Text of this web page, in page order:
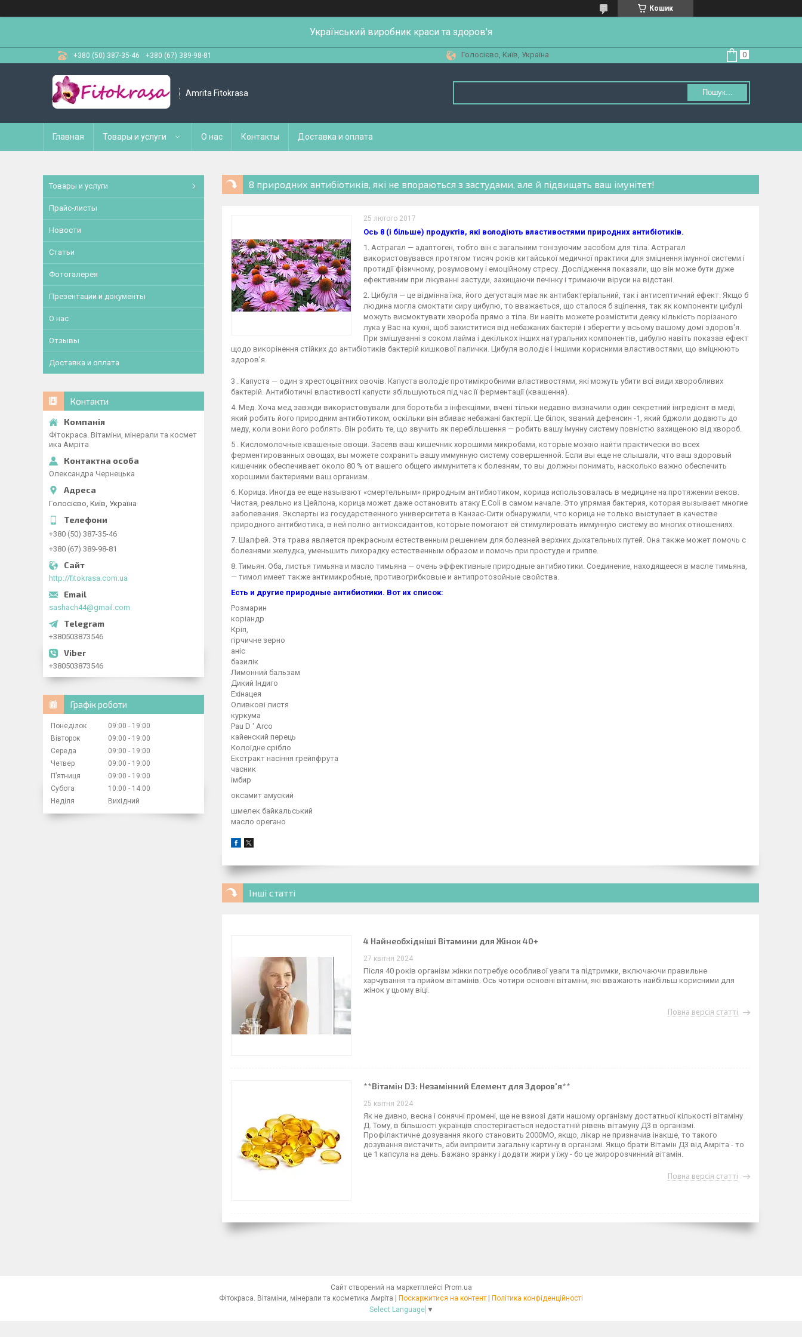
Кошик
Український виробник краси та здоров'я
+380 (50) 387-35-46 +380 (67) 389-98-81 Голосієво, Київ, Україна
Amrita Fitokrasa Пошук...
Главная Товары и услуги О нас Контакты Доставка и оплата
8 природних антибіотиків, які не впораються з застудами, але й підвищать ваш імунітет!
25 лютого 2017
Ось 8 (і більше) продуктів, які володіють властивостями природних антибіотиків.
1. Астрагал — адаптоген, тобто він є загальним тонізуючим засобом для тіла. Астрагал
використовувався протягом тисяч років китайської медичної практики для зміцнення імунної системи і
протидії фізичному, розумовому і емоційному стресу. Дослідження показали, що він може бути дуже
ефективним при лікуванні застуди, захищаючи печінку і тримаючи віруси на відстані.
2. Цибуля — це відмінна їжа, його дегустація має як антибактеріальний, так і антисептичний ефект. Якщо б
людина могла смоктати сиру цибулю, то вважається, що сталося б зцілення, так як компоненти цибулі
можуть висмоктувати хвороба прямо з тіла. Ви навіть можете розмістити деяку кількість порізаного
лука у Вас на кухні, щоб захиститися від небажаних бактерій і зберегти у всьому вашому домі здоров'я.
При змішуванні з соком лайма і декількох інших натуральних компонентів, цибулю навіть показав ефект
щодо викорінення стійких до антибіотиків бактерій кишкової палички. Цибуля володіє і іншими корисними властивостями, що зміцнюють
здоров'я.
3 . Капуста — один з хрестоцвітних овочів. Капуста володіє протимікробними властивостями, які можуть убити всі види хворобливих
бактерій. Антибіотичні властивості капусти збільшуються під час її ферментації (квашення).
4. Мед. Хоча мед завжди використовували для боротьби з інфекціями, вчені тільки недавно визначили один секретний інгредієнт в меді,
який робить його природним антибіотиком, оскільки він вбиває небажані бактерії. Це білок, званий дефенсин -1, який бджоли додають до
меду, коли вони його роблять. Він робить те, що звучить як перебільшення — робить вашу імунну систему повністю захищеною від хвороб.
5 . Кисломолочные квашеные овощи. Засеяв ваш кишечник хорошими микробами, которые можно найти практически во всех
ферментированных овощах, вы можете сохранить вашу иммунную систему совершенной. Если вы еще не слышали, что ваш здоровый
кишечник обеспечивает около 80 % от вашего общего иммунитета к болезням, то вы должны понимать, насколько важно обеспечить
хорошими бактериями ваш организм.
6. Корица. Иногда ее еще называют «смертельным» природным антибиотиком, корица использовалась в медицине на протяжении веков.
Чистая, реально из Цейлона, корица может даже остановить атаку E.Coli в самом начале. Это упрямая бактерия, которая вызывает многие
заболевания. Эксперты из государственного университета в Канзас-Сити обнаружили, что корица не только выступает в качестве
природного антибиотика, в ней полно антиоксидантов, которые помогают ей стимулировать иммунную систему во многих отношениях.
7. Шалфей. Эта трава является прекрасным естественным решением для болезней верхних дыхательных путей. Она также может помочь с
болезнями желудка, уменьшить лихорадку естественным образом и помочь при простуде и гриппе.
8. Тимьян. Оба, листья тимьяна и масло тимьяна — очень эффективные природные антибиотики. Соединение, находящееся в масле тимьяна,
— тимол имеет также антимикробные, противогрибковые и антипротозойные свойства.
Есть и другие природные антибиотики. Вот их список:
Розмарин
коріандр
Кріп,
гірчичне зерно
аніс
базилік
Лимонний бальзам
Дикий Індиго
Ехінацея
Оливкові листя
куркума
Pau D ' Arco
кайенский перець
Колоїдне срібло
Екстракт насіння грейпфрута
часник
імбир
оксамит амуский
шмелек байкальський
масло орегано
Інші статті
4 Найнеобхідніші Вітамини для Жінок 40+
27 квітня 2024
Після 40 років організм жінки потребує особливої уваги та підтримки, включаючи правильне
харчування та прийом вітамінів. Ось чотири основні вітаміни, які вважають найбільш корисними для
жінок у цьому віці.
Повна версія статті
**Вітамін D3: Незамінний Елемент для Здоров'я**
25 квітня 2024
Як не дивно, весна і сонячні промені, ще не взиозі дати нашому організму достатньої кількості вітаміну
Д. Тому, в більшості українців спостерігається недостатній рівень вітамуну Д3 в організмі.
Профілактичне дозування якого становить 2000МО, якщо, лікар не призначив інакше, то такого
дозування вистачить, аби випрвити загальну картину в організмі. Якщо брати Вітамін Д3 від Амріта - то
це 1 капсула на день. Бажано зранку і додати жири у їжу - бо це жиророзчинний вітамін.
Повна версія статті
Товары и услуги
Прайс-листы
Новости
Статьи
Фотогалерея
Презентации и документы
О нас
Отзывы
Доставка и оплата
Контакти
Фітокраса. Вітаміни, мінерали та космет
ика Амріта
Олександра Чернецька
Голосієво, Київ, Україна
+380 (50) 387-35-46
+380 (67) 389-98-81
http://fitokrasa.com.ua
sashach44@gmail.com
+380503873546
+380503873546
Графік роботи
Понеділок 09:00
19:00
Вівторок
09:00
19:00
Середа
09:00
19:00
Четвер
09:00
19:00
Пʼятниця
09:00
19:00
Субота
10:00
14:00
Неділя
Вихідний
Сайт створений на маркетплейсі Prom.ua
Поскаржитися на контент
Політика конфіденційності
Select Language ▼